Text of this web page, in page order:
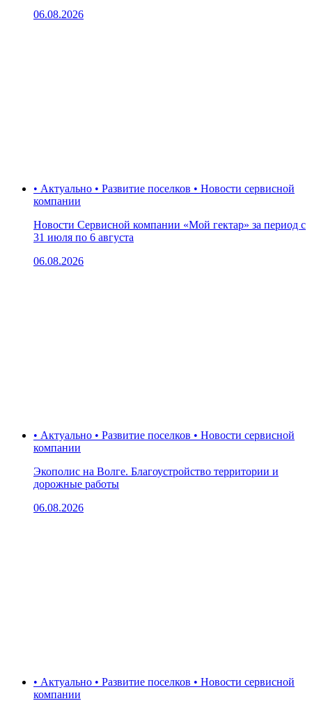
06.08.2026
• Актуально • Развитие поселков • Новости сервисной
компании
Новости Сервисной компании «Мой гектар» за период с
31 июля по 6 августа
06.08.2026
• Актуально • Развитие поселков • Новости сервисной
компании
Экополис на Волге. Благоустройство территории и
дорожные работы
06.08.2026
• Актуально • Развитие поселков • Новости сервисной
компании